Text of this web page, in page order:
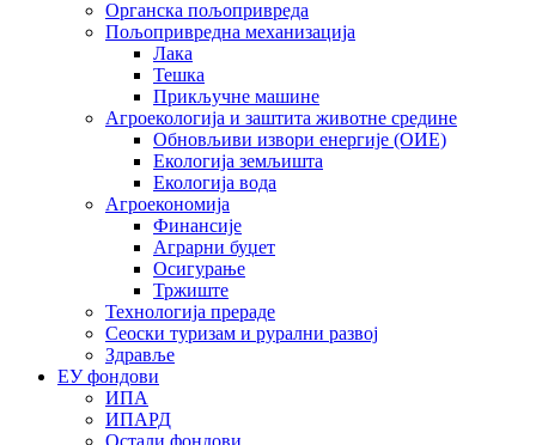
Органска пољопривреда
Пољопривредна механизација
Лака
Тешка
Прикључне машине
Агроекологија и заштита животне средине
Обновљиви извори енергије (ОИЕ)
Екологија земљишта
Екологија вода
Агроекономија
Финансије
Аграрни буџет
Осигурање
Тржиште
Технологија прераде
Сеоски туризам и рурални развој
Здравље
ЕУ фондови
ИПА
ИПАРД
Остали фондови